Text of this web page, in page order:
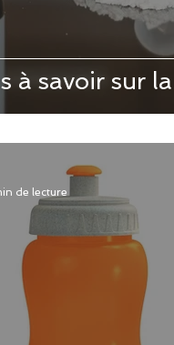
à savoir sur
de lecture